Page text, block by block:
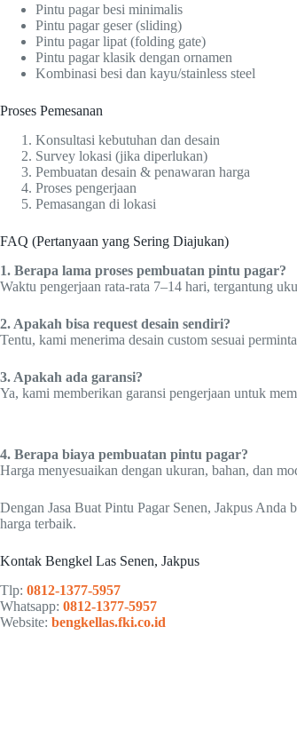
Pintu pagar besi minimalis
Pintu pagar geser (sliding)
Pintu pagar lipat (folding gate)
Pintu pagar klasik dengan ornamen
Kombinasi besi dan kayu/stainless steel
Proses Pemesanan
Konsultasi kebutuhan dan desain
Survey lokasi (jika diperlukan)
Pembuatan desain & penawaran harga
Proses pengerjaan
Pemasangan di lokasi
FAQ (Pertanyaan yang Sering Diajukan)
1. Berapa lama proses pembuatan pintu pagar?
Waktu pengerjaan rata-rata 7–14 hari, tergantung
2. Apakah bisa request desain sendiri?
Tentu, kami menerima desain custom sesuai
3. Apakah ada garansi?
Ya, kami memberikan garansi pengerjaan untuk
4. Berapa biaya pembuatan pintu pagar?
Harga menyesuaikan dengan ukuran, bahan, dan
Dengan Jasa Buat Pintu Pagar Senen, Jakpus
harga terbaik.
Kontak Bengkel Las Senen, Jakpus
Tlp: 0812-1377-5957
Whatsapp: 0812-1377-5957
Website: bengkellas.fki.co.id